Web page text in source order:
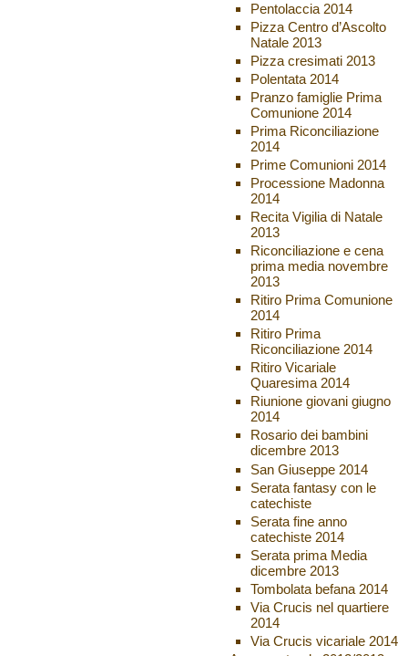
Pentolaccia 2014
Pizza Centro d’Ascolto
Natale 2013
Pizza cresimati 2013
Polentata 2014
Pranzo famiglie Prima
Comunione 2014
Prima Riconciliazione
2014
Prime Comunioni 2014
Processione Madonna
2014
Recita Vigilia di Natale
2013
Riconciliazione e cena
prima media novembre
2013
Ritiro Prima Comunione
2014
Ritiro Prima
Riconciliazione 2014
Ritiro Vicariale
Quaresima 2014
Riunione giovani giugno
2014
Rosario dei bambini
dicembre 2013
San Giuseppe 2014
Serata fantasy con le
catechiste
Serata fine anno
catechiste 2014
Serata prima Media
dicembre 2013
Tombolata befana 2014
Via Crucis nel quartiere
2014
Via Crucis vicariale 2014